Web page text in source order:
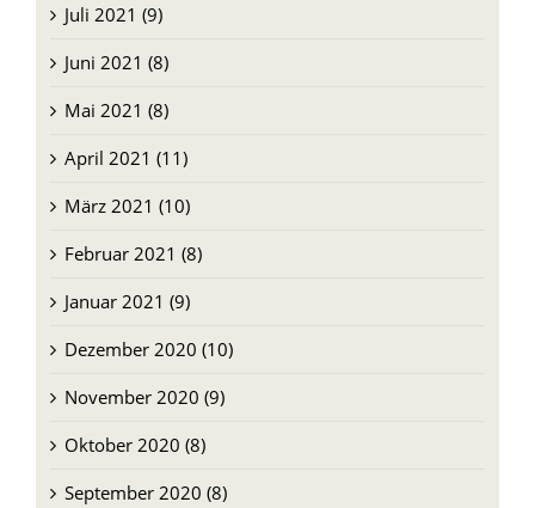
Juli 2021 (9)
Juni 2021 (8)
Mai 2021 (8)
April 2021 (11)
März 2021 (10)
Februar 2021 (8)
Januar 2021 (9)
Dezember 2020 (10)
November 2020 (9)
Oktober 2020 (8)
September 2020 (8)